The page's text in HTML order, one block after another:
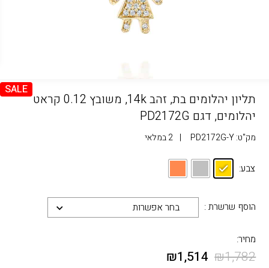
SALE
תליון יהלומים בת, זהב 14k, משובץ 0.12 קראט
יהלומים, דגם PD2172G
מק"ט:PD2172G-Y
| 2 במלאי
צבע:
הוסף שרשרת : בחר אפשרות
מחיר:
₪1,782
₪1,514